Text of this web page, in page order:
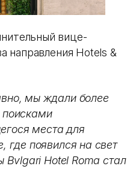
вице-
направления Hotels &
мы ждали более
поисками
места для
где появился на свет
Hotel Roma стал